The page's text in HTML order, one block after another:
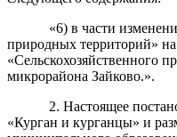
«6) в части
природных территорий»
«Сельскохозяйственного
микрорайона Зайково.».
2. Настоящее
«Курган и курганцы» и